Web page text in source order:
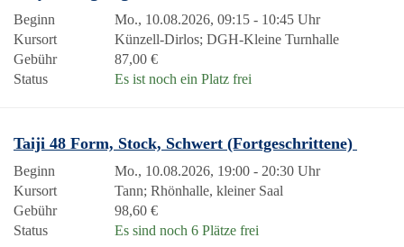
Beginn
Mo., 10.08.2026, 09:15 - 10:45 Uhr
Kursort
Künzell-Dirlos; DGH-Kleine Turnhalle
Gebühr
87,00 €
Status
Es ist noch ein Platz frei
Taiji 48 Form, Stock, Schwert (Fortgeschrittene)
Beginn
Mo., 10.08.2026, 19:00 - 20:30 Uhr
Kursort
Tann; Rhönhalle, kleiner Saal
Gebühr
98,60 €
Status
Es sind noch 6 Plätze frei